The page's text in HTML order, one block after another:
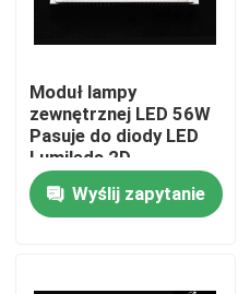
Moduł lampy
zewnętrznej LED 56W
Pasuje do diody LED
Lumileds 2D
Wyślij zapytanie